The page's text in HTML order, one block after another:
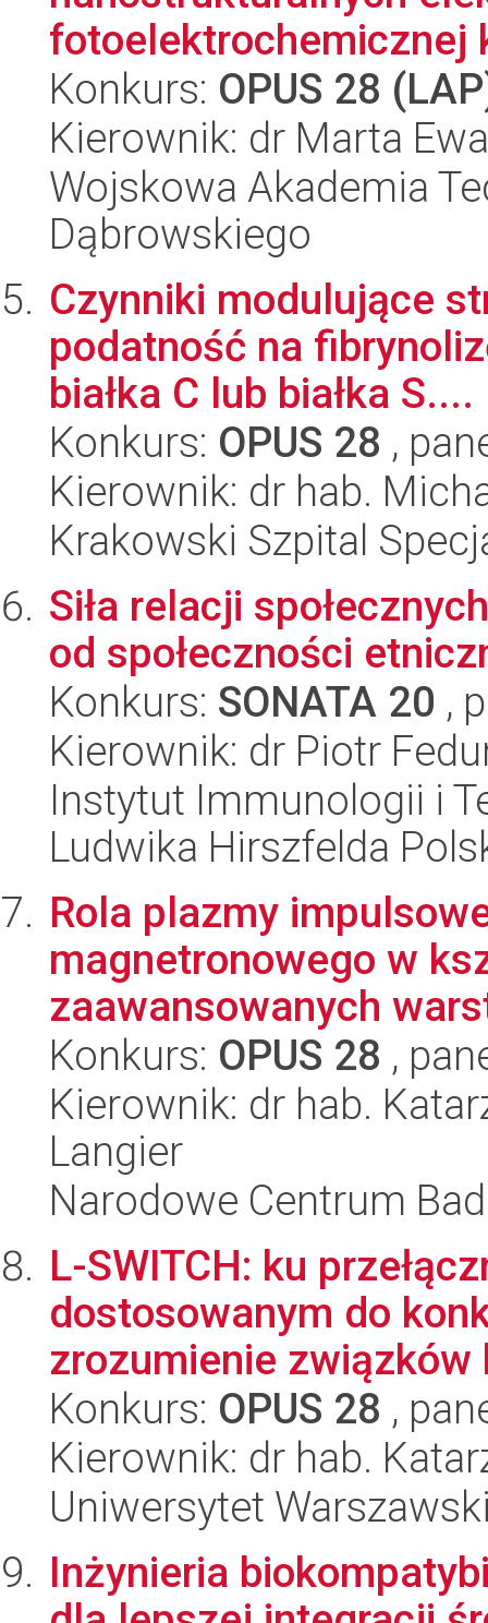
fotoelektrochemicznej
Konkurs: OPUS 28
Kierownik: dr Marta
Wojskowa Akademia
Dąbrowskiego
Czynniki modulujące
podatność na
białka C lub białka S....
Konkurs: OPUS 28 ,
Kierownik: dr hab.
Krakowski Szpital
Siła relacji
od społeczności
Konkurs: SONATA 20 ,
Kierownik: dr Piotr
Instytut Immunologii i
Ludwika Hirszfelda
Rola plazmy
magnetronowego w
zaawansowanych
Konkurs: OPUS 28 ,
Kierownik: dr hab.
Langier
Narodowe Centrum
L-SWITCH: ku
dostosowanym do
zrozumienie
Konkurs: OPUS 28 ,
Kierownik: dr hab.
Uniwersytet
Inżynieria